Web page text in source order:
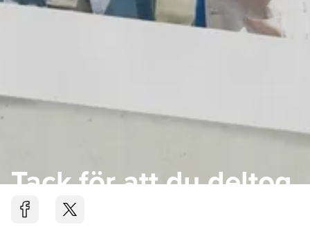
Tack för att du deltog
i Outdoor Festival